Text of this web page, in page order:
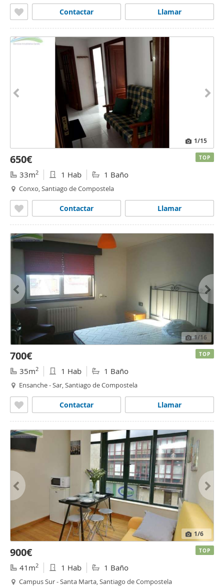
Llamar
Contactar
1/15
650€
33m2 1 Hab 1 Baño
Conxo, Santiago de Compostela
Llamar
Contactar
TOP
1/16
700€
35m2 1 Hab 1 Baño
Ensanche - Sar, Santiago de Compostela
Llamar
Contactar
TOP
1/6
900€
41m2 1 Hab 1 Baño
Campus Sur - Santa Marta, Santiago de Compostela
TOP